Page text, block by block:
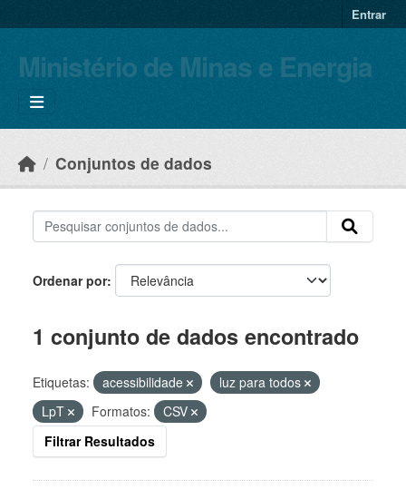
Entrar
Ministério de Minas e Energia
Conjuntos de dados
Ordenar por
1 conjunto de dados encontrado
Etiquetas: acessibilidade
luz para todos
LpT
Formatos:
CSV
Filtrar Resultados